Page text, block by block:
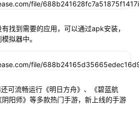
找到需要的应用，可以通过apk安装，
拟器中。
可流畅运行《明日方舟》、《碧蓝航
阳师》等多款热门手游，新上线的手游